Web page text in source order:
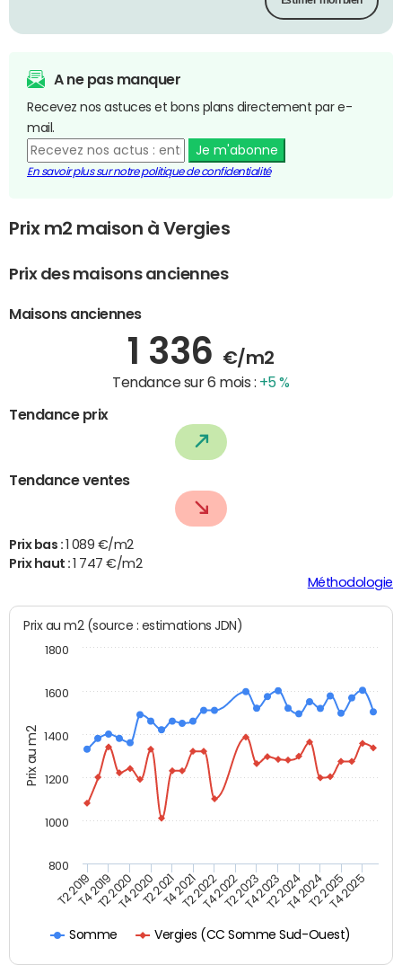
A ne pas manquer
Recevez nos astuces et bons plans directement par e-
mail.
Je m'abonne
En savoir plus sur notre politique de confidentialité
Prix m2 maison à Vergies
Prix des maisons anciennes
Maisons anciennes
1 336 €/m2
Tendance sur 6 mois : +5 %
Tendance prix
Tendance ventes
Prix bas :
1 089 €/m2
Prix haut :
1 747 €/m2
Méthodologie
Prix au m2
Prix au m2 (source : estimations JDN)
Somme Vergies (CC Somme Sud-Ouest)
T2 2019T4 2019T2 2020T4 2020T2 2021T4 2021T2 2022T4 2022T2 2023T4 2023T2 2024T4 2024T2 2025T4 2025
800
1000
1200
1400
1600
1800